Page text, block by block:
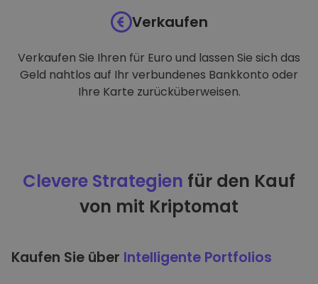
Verkaufen
Verkaufen Sie Ihren für Euro und lassen Sie sich das
Geld nahtlos auf Ihr verbundenes Bankkonto oder
Ihre Karte zurücküberweisen.
Clevere Strategien für den Kauf
von mit Kriptomat
Kaufen Sie über Intelligente Portfolios